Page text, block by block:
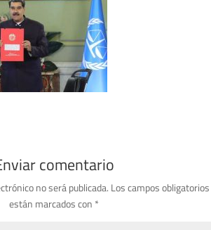
comentario
no será publicada. Los campos obligatorios
están marcados con *